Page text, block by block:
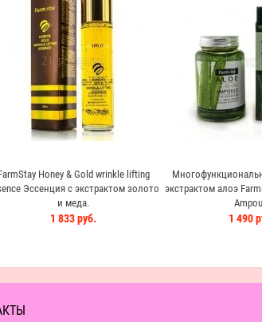
Honey & Gold wrinkle lifting
Эссенция с экстрактом золото
и меда.
1 833 руб.
экстрактом алоэ
1 490